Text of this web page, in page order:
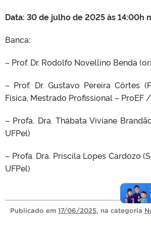
Data: 30 de julho de 2025 às 14:00h
Banca:
– Prof. Dr. Rodolfo Novellino Benda
– Prof. Dr. Gustavo Pereira Côrtes
Física, Mestrado Profissional – ProEF
– Profa. Dra. Thábata Viviane
UFPel)
– Profa. Dra. Priscila Lopes Cardozo
UFPel)
Publicado em 17/06/2025, na categoria